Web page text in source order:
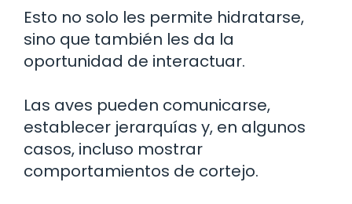
Esto no solo les permite hidratarse,
sino que también les da la
oportunidad de interactuar.
Las aves pueden comunicarse,
establecer jerarquías y, en algunos
casos, incluso mostrar
comportamientos de cortejo.